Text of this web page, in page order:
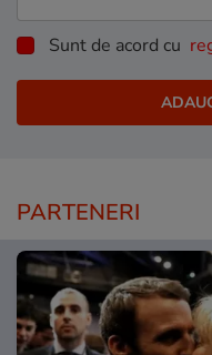
Sunt de acord cu
PARTENERI